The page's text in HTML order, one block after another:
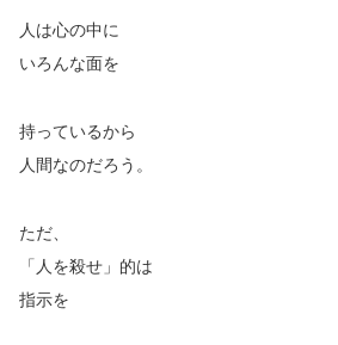
人は心の中に
いろんな面を
持っているから
人間なのだろう。
ただ、
「人を殺せ」的は
指示を